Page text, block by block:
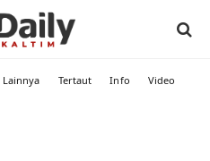
Lainnya Tertaut Info Video